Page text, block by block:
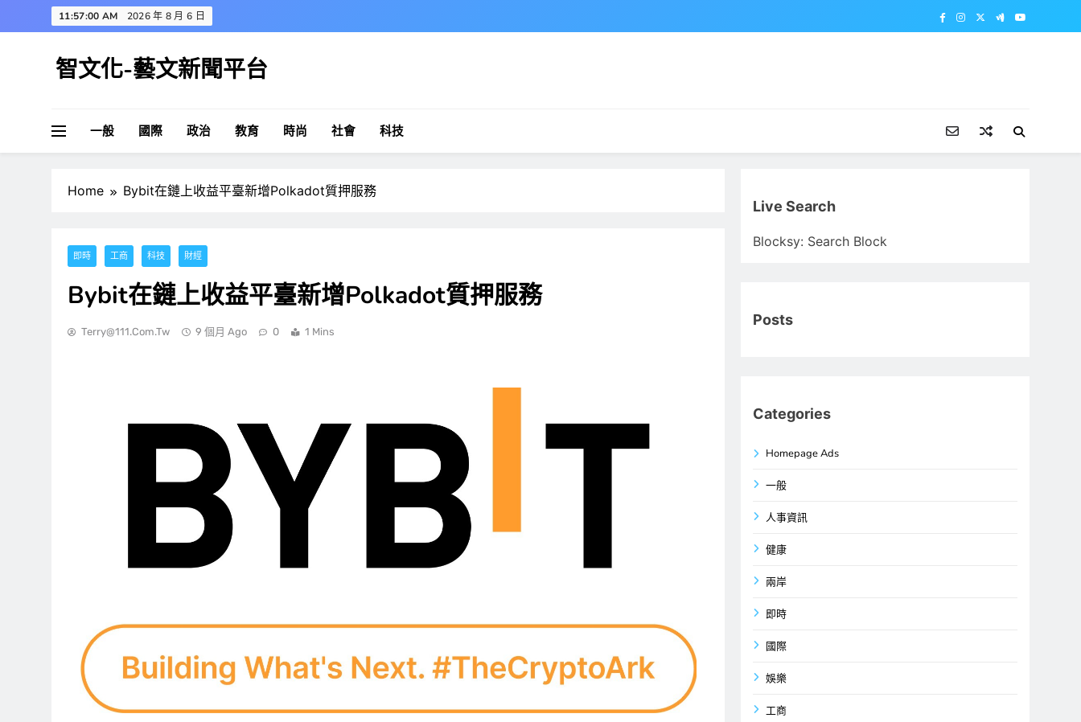
to
11:57:01 AM 2026 年 8 月 6 日
智文化-藝文新聞平台
一般 國際 政治 教育 時尚 社會 科技
Home Bybit在鏈上收益平臺新增Polkadot質押服務
即時 工商 科技 財經
Bybit在鏈上收益平臺新增Polkadot質押服務
Terry@111.com.tw 9 個月 Ago 0 1 Mins
Live Search
Blocksy: Search Block
Posts
Categories
Homepage Ads
一般
人事資訊
健康
兩岸
即時
國際
娛樂
工商